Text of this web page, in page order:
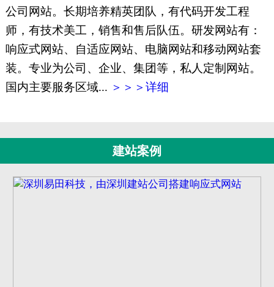
公司网站。长期培养精英团队，有代码开发工程
师，有技术美工，销售和售后队伍。研发网站有：
响应式网站、自适应网站、电脑网站和移动网站套
装。专业为公司、企业、集团等，私人定制网站。
国内主要服务区域... ＞＞＞详细
建站案例